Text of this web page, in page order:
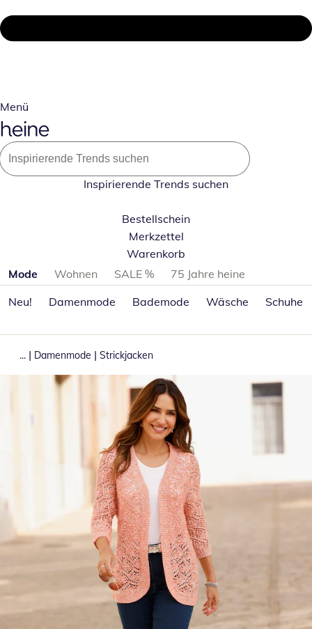
Menü
Inspirierende Trends suchen
Bestellschein
Merkzettel
Warenkorb
Produktkategorien überspringen
Mode Wohnen SALE %
75 Jahre heine
Neu!
Damenmode Bademode Wäsche Schuhe
... | Damenmode | Strickjacken